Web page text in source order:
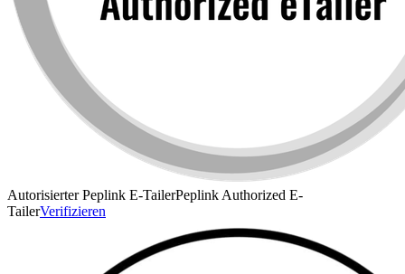
Autorisierter Peplink E-TailerPeplink Authorized E-
TailerVerifizieren